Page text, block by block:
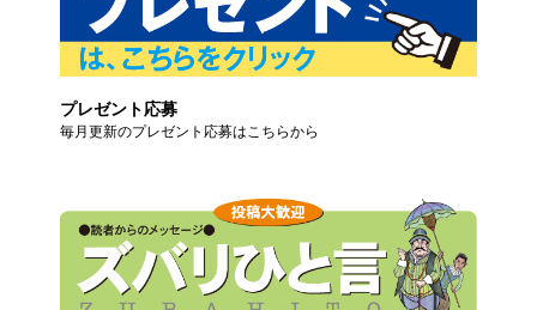
プレゼント応募
毎月更新のプレゼント応募はこちらから